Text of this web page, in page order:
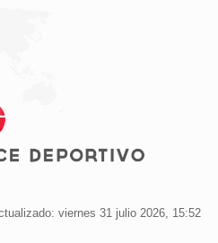
viernes 31 julio 2026, 15:52